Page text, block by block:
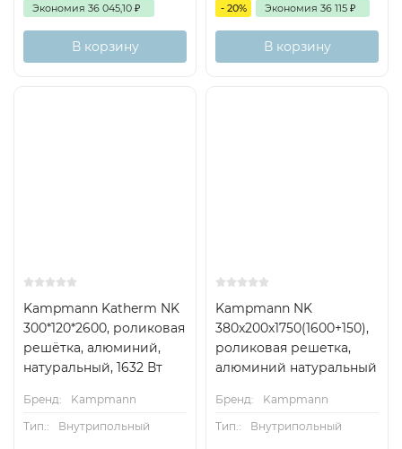
Экономия 36 045,10 ₽
В корзину
- 20% Экономия 36 115 ₽
В корзину
Kampmann Katherm NK
300*120*2600, роликовая
решётка, алюминий,
натуральный, 1632 Вт
Бренд:
Kampmann
Тип.:
Внутрипольный
Kampmann NK
380x200x1750(1600+150),
роликовая решетка,
алюминий натуральный
Бренд:
Kampmann
Тип.:
Внутрипольный